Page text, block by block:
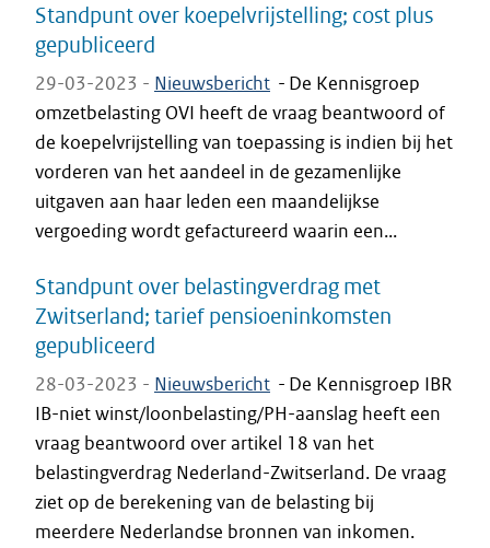
Standpunt over koepelvrijstelling; cost plus
gepubliceerd
29-03-2023 - Nieuwsbericht - De Kennisgroep
omzetbelasting OVI heeft de vraag beantwoord of
de koepelvrijstelling van toepassing is indien bij het
vorderen van het aandeel in de gezamenlijke
uitgaven aan haar leden een maandelijkse
vergoeding wordt gefactureerd waarin een...
Standpunt over belastingverdrag met
Zwitserland; tarief pensioeninkomsten
gepubliceerd
28-03-2023 - Nieuwsbericht - De Kennisgroep IBR
IB-niet winst/loonbelasting/PH-aanslag heeft een
vraag beantwoord over artikel 18 van het
belastingverdrag Nederland-Zwitserland. De vraag
ziet op de berekening van de belasting bij
meerdere Nederlandse bronnen van inkomen.